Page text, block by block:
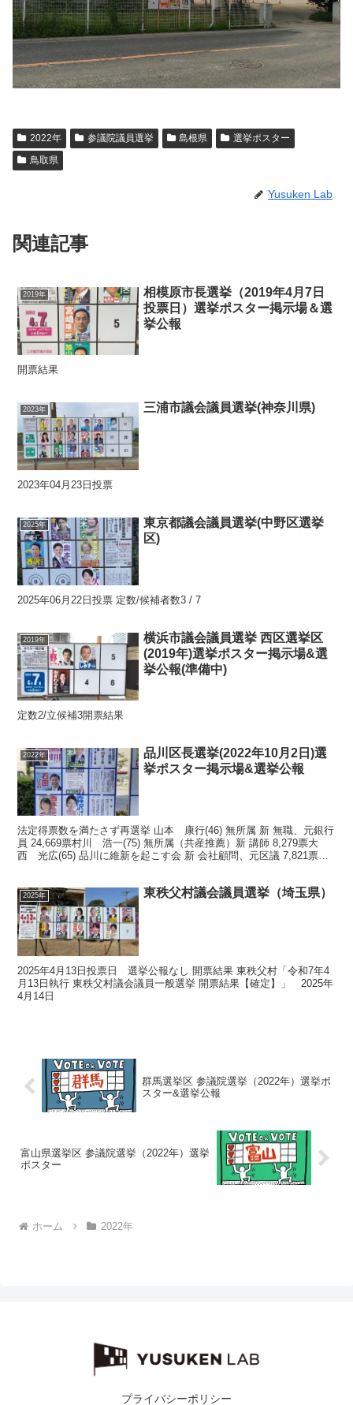
2022年 参議院議員選挙 島根県
選挙ポスター
鳥取県
Yusuken Lab
関連記事
2019年
相模原市長選挙（2019年4月7日
投票日）選挙ポスター掲示場＆選
挙公報
開票結果
2023年 三浦市議会議員選挙(神奈川県)
2023年04月23日投票
2025年
東京都議会議員選挙(中野区選挙
区)
2025年06月22日投票 定数/候補者数3 / 7
2019年
横浜市議会議員選挙 西区選挙区
(2019年)選挙ポスター掲示場&選
挙公報(準備中)
定数2/立候補3開票結果
2022年
品川区長選挙(2022年10月2日)選
挙ポスター掲示場&選挙公報
法定得票数を満たさず再選挙 山本 康行(46) 無所属 新 無職、元銀行
員 24,669票村川 浩一(75) 無所属（共産推薦）新 講師 8,279票大
西 光広(65) 品川に維新を起こす会 新 会社顧問、元区議 7,821票石
2025年 東秩父村議会議員選挙（埼玉県）
2025年4月13日投票日 選挙公報なし 開票結果 東秩父村「令和7年4
月13日執行 東秩父村議会議員一般選挙 開票結果【確定】」 2025年
4月14日
群馬選挙区 参議院選挙（2022年）選挙ポ
スター&選挙公報
富山県選挙区 参議院選挙（2022年）選挙
ポスター
ホーム 2022年
プライバシーポリシー